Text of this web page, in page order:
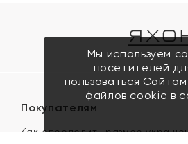
Покупателям
Как определить размер
Мы используем
посетителей
пользоваться
файлов cookie в